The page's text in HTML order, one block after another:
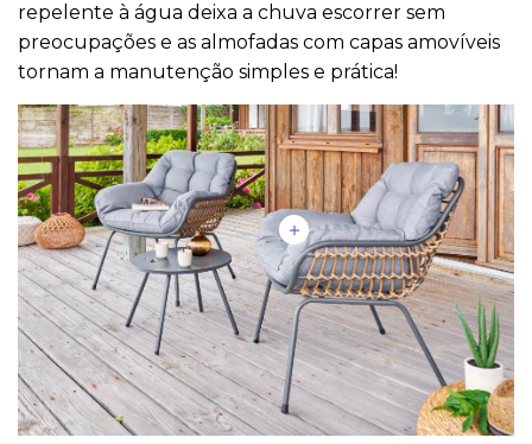
repelente à água deixa a chuva escorrer sem
preocupações e as almofadas com capas amovíveis
tornam a manutenção simples e prática!